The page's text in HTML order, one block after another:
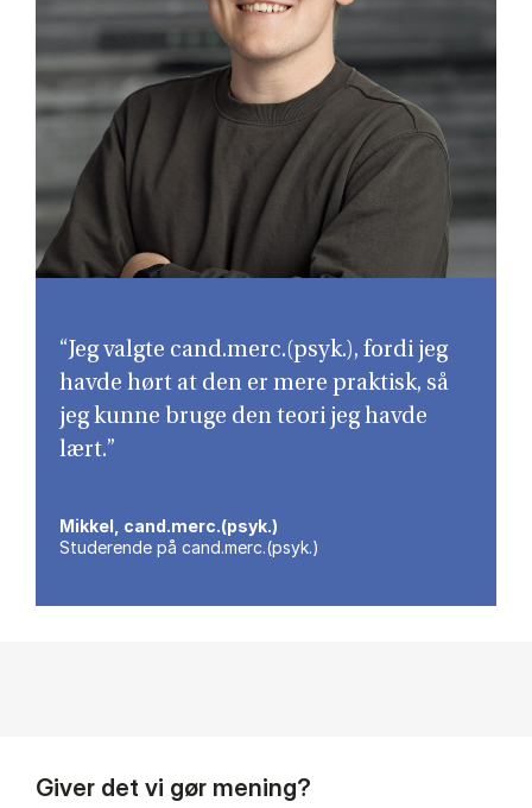
“Jeg valgte cand.merc.(psyk.), fordi jeg
havde hørt at den er mere praktisk, så
jeg kunne bruge den teori jeg havde
lært.”
Mikkel, cand.merc.(psyk.)
Studerende på cand.merc.(psyk.)
Giver det vi gør mening?